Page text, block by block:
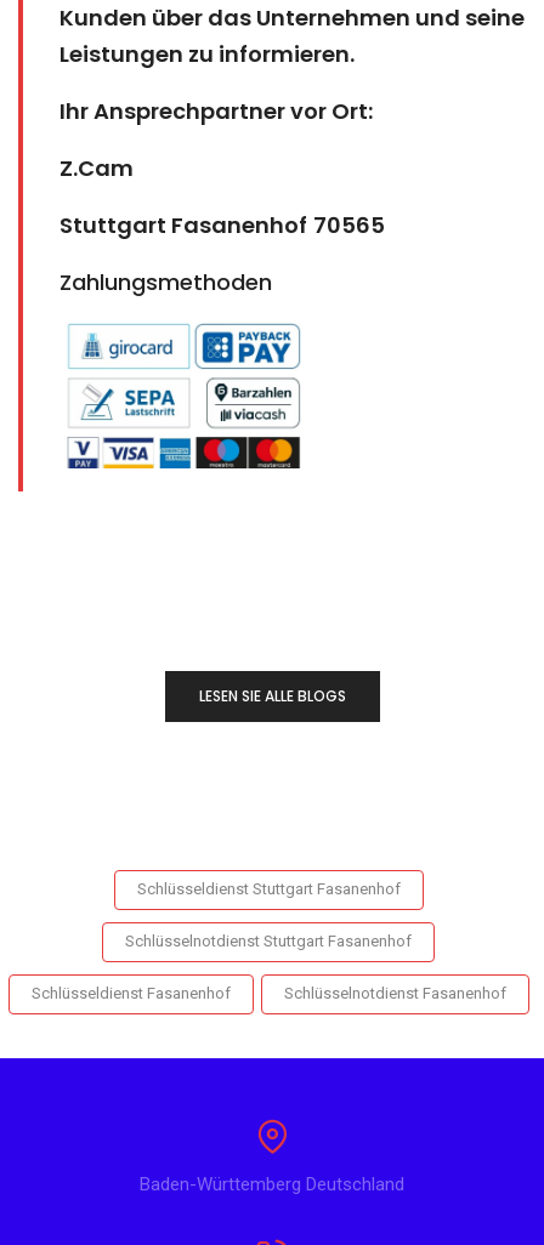
Kunden über das Unternehmen und seine
Leistungen zu informieren.
Ihr Ansprechpartner vor Ort:
Z.Cam
Stuttgart Fasanenhof 70565
Zahlungsmethoden
LESEN SIE ALLE BLOGS
Schlüsseldienst Stuttgart Fasanenhof
Schlüsselnotdienst Stuttgart Fasanenhof
Schlüsseldienst Fasanenhof Schlüsselnotdienst Fasanenhof
Baden-Württemberg Deutschland